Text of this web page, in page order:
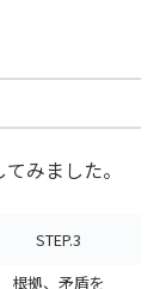
みました。
STEP.3
根拠、矛盾を